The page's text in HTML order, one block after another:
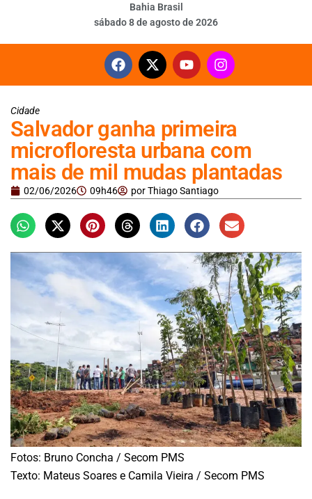
Bahia Brasil
sábado 8 de agosto de 2026
Cidade
Salvador ganha primeira
microfloresta urbana com
mais de mil mudas plantadas
02/06/2026 09h46 porThiago Santiago
Fotos: Bruno Concha / Secom PMS
Texto: Mateus Soares e Camila Vieira / Secom PMS